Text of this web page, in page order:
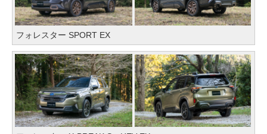
フォレスター SPORT EX